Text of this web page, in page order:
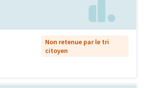
Non retenue par le tri
citoyen